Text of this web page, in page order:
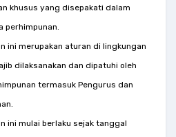
khusus yang disepakati dalam
perhimpunan.
ini merupakan aturan di lingkungan
dilaksanakan dan dipatuhi oleh
termasuk Pengurus dan
ini mulai berlaku sejak tanggal